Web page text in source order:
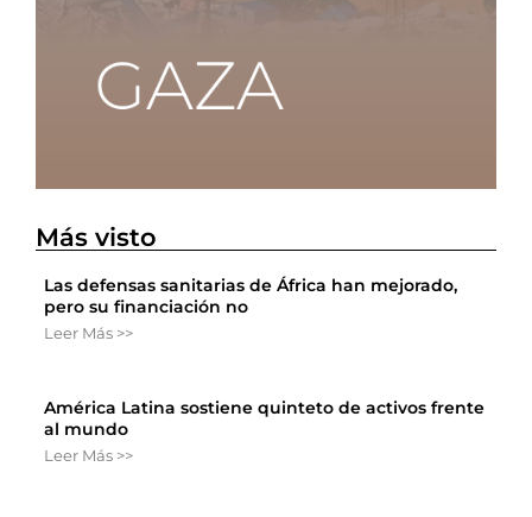
Más visto
Las defensas sanitarias de África han mejorado,
pero su financiación no
Leer Más >>
América Latina sostiene quinteto de activos frente
al mundo
Leer Más >>